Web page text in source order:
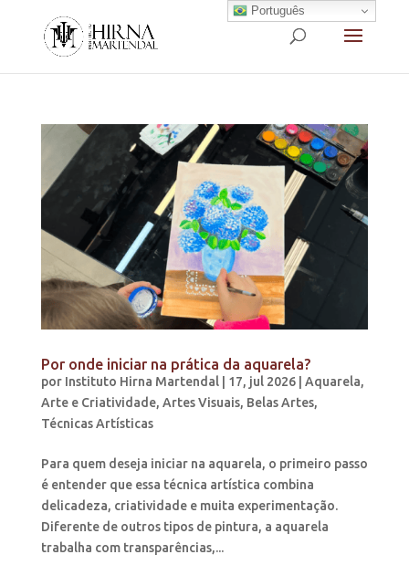
Por onde iniciar na prática da aquarela?
por Instituto Hirna Martendal| 17, jul 2026| Aquarela,
Arte e Criatividade, Artes Visuais, Belas Artes,
Técnicas Artísticas
Para quem deseja iniciar na aquarela, o primeiro passo
é entender que essa técnica artística combina
delicadeza, criatividade e muita experimentação.
Diferente de outros tipos de pintura, a aquarela
trabalha com transparências,...
Português